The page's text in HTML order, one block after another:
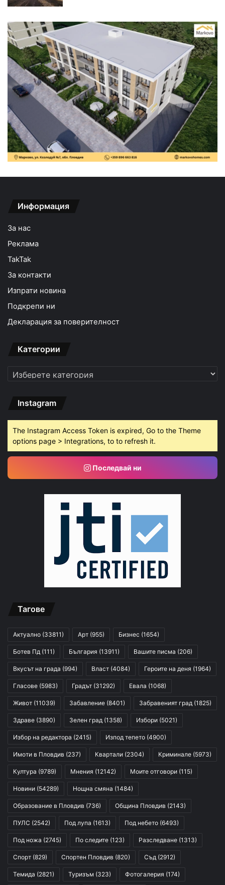
Информация
За нас
Реклама
TakTak
За контакти
Изпрати новина
Подкрепи ни
Декларация за поверителност
Категории
Категории
Instagram
The Instagram Access Token is expired, Go to the Theme
options page > Integrations, to to refresh it.
Последвай ни
Тагове
Актуално (33811) Арт (955) Бизнес (1654)
Ботев Пд (111) България (13911) Вашите писма (206)
Вкусът на града (994) Власт (4084) Героите на деня (1964)
Гласове (5983) Градът (31292) Евала (1068)
Живот (11039) Забавление (8401) Забравеният град (1825)
Здраве (3890) Зелен град (1358) Избори (5021)
Избор на редактора (2415) Изпод тепето (4900)
Имоти в Пловдив (237) Квартали (2304) Криминале (5973)
Култура (9789) Мнения (12142) Моите отговори (115)
Новини (54289) Нощна смяна (1484)
Образование в Пловдив (736) Община Пловдив (2143)
ПУЛС (2542) Под лупа (1613) Под небето (6493)
Под ножа (2745) По следите (123) Разследване (1313)
Спорт (829) Спортен Пловдив (820) Съд (2912)
Темида (2821) Туризъм (323) Фотогалерия (174)